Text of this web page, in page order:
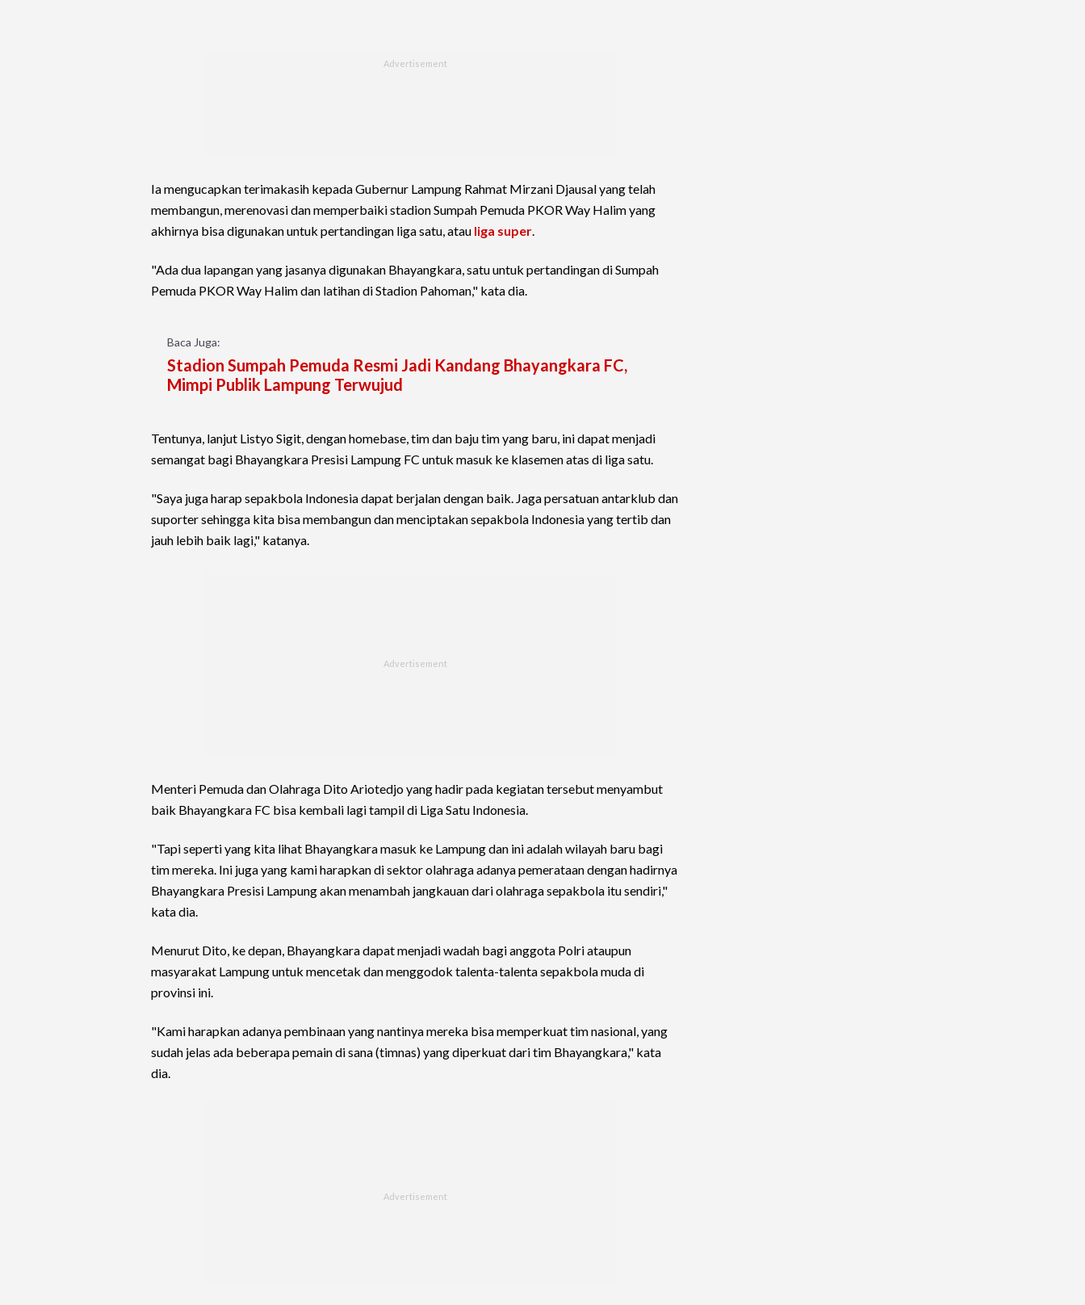
Ia mengucapkan terimakasih kepada Gubernur Lampung Rahmat Mirzani Djausal yang telah
membangun, merenovasi dan memperbaiki stadion Sumpah Pemuda PKOR Way Halim yang
akhirnya bisa digunakan untuk pertandingan liga satu, atau liga super.
"Ada dua lapangan yang jasanya digunakan Bhayangkara, satu untuk pertandingan di Sumpah
Pemuda PKOR Way Halim dan latihan di Stadion Pahoman," kata dia.
Baca Juga:
Stadion Sumpah Pemuda Resmi Jadi Kandang Bhayangkara FC,
Mimpi Publik Lampung Terwujud
Tentunya, lanjut Listyo Sigit, dengan homebase, tim dan baju tim yang baru, ini dapat menjadi
semangat bagi Bhayangkara Presisi Lampung FC untuk masuk ke klasemen atas di liga satu.
"Saya juga harap sepakbola Indonesia dapat berjalan dengan baik. Jaga persatuan antarklub dan
suporter sehingga kita bisa membangun dan menciptakan sepakbola Indonesia yang tertib dan
jauh lebih baik lagi," katanya.
Menteri Pemuda dan Olahraga Dito Ariotedjo yang hadir pada kegiatan tersebut menyambut
baik Bhayangkara FC bisa kembali lagi tampil di Liga Satu Indonesia.
"Tapi seperti yang kita lihat Bhayangkara masuk ke Lampung dan ini adalah wilayah baru bagi
tim mereka. Ini juga yang kami harapkan di sektor olahraga adanya pemerataan dengan hadirnya
Bhayangkara Presisi Lampung akan menambah jangkauan dari olahraga sepakbola itu sendiri,"
kata dia.
Menurut Dito, ke depan, Bhayangkara dapat menjadi wadah bagi anggota Polri ataupun
masyarakat Lampung untuk mencetak dan menggodok talenta-talenta sepakbola muda di
provinsi ini.
"Kami harapkan adanya pembinaan yang nantinya mereka bisa memperkuat tim nasional, yang
sudah jelas ada beberapa pemain di sana (timnas) yang diperkuat dari tim Bhayangkara," kata
dia.